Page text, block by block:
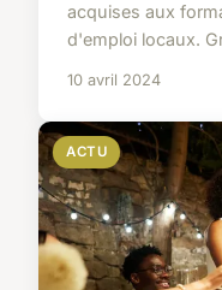
acquises aux
d'emploi locaux.
10 avril 2024
ACTU